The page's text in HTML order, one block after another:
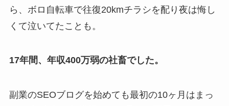
ら、ボロ自転車で往復20kmチラシを配り夜は悔し
くて泣いてたことも。
17年間、年収400万弱の社畜でした。
副業のSEOブログを始めても最初の10ヶ月はまっ